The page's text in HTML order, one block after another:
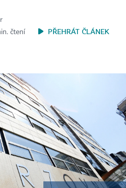
čtení
PŘEHRÁT ČLÁNEK